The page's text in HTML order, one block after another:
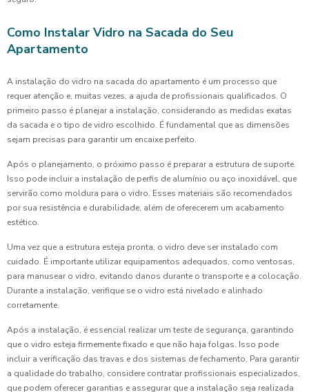
Como Instalar Vidro na Sacada do Seu
Apartamento
A instalação do vidro na sacada do apartamento é um processo que
requer atenção e, muitas vezes, a ajuda de profissionais qualificados. O
primeiro passo é planejar a instalação, considerando as medidas exatas
da sacada e o tipo de vidro escolhido. É fundamental que as dimensões
sejam precisas para garantir um encaixe perfeito.
Após o planejamento, o próximo passo é preparar a estrutura de suporte.
Isso pode incluir a instalação de perfis de alumínio ou aço inoxidável, que
servirão como moldura para o vidro. Esses materiais são recomendados
por sua resistência e durabilidade, além de oferecerem um acabamento
estético.
Uma vez que a estrutura esteja pronta, o vidro deve ser instalado com
cuidado. É importante utilizar equipamentos adequados, como ventosas,
para manusear o vidro, evitando danos durante o transporte e a colocação.
Durante a instalação, verifique se o vidro está nivelado e alinhado
corretamente.
Após a instalação, é essencial realizar um teste de segurança, garantindo
que o vidro esteja firmemente fixado e que não haja folgas. Isso pode
incluir a verificação das travas e dos sistemas de fechamento. Para garantir
a qualidade do trabalho, considere contratar profissionais especializados,
que podem oferecer garantias e assegurar que a instalação seja realizada